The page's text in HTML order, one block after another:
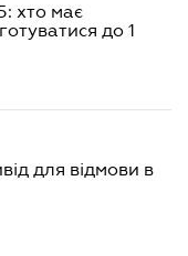
хто має
до 1
для відмови в